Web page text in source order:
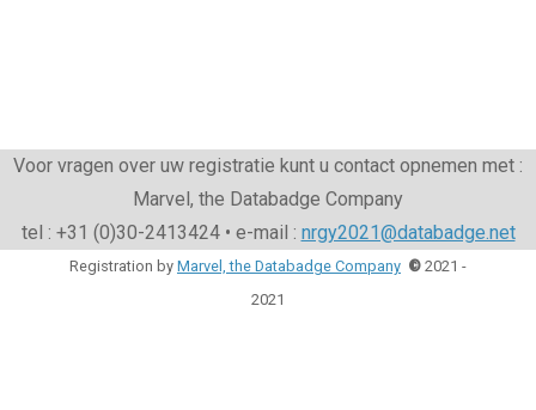
Voor vragen over uw registratie kunt u contact opnemen met :
Marvel, the Databadge Company
tel : +31 (0)30-2413424 • e-mail : nrgy2021@databadge.net
Registration by Marvel, the Databadge Company ©2021 -
2021